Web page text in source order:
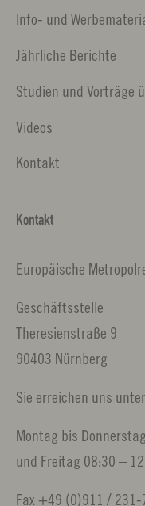
Info- und
Jährliche Berichte
Studien und Vorträge
Videos
Kontakt
Kontakt
Europäische
Geschäftsstelle
Theresienstraße 9
90403 Nürnberg
Sie erreichen uns
Montag bis
und Freitag 08:30 –
Fax +49 (0)911 / 231-